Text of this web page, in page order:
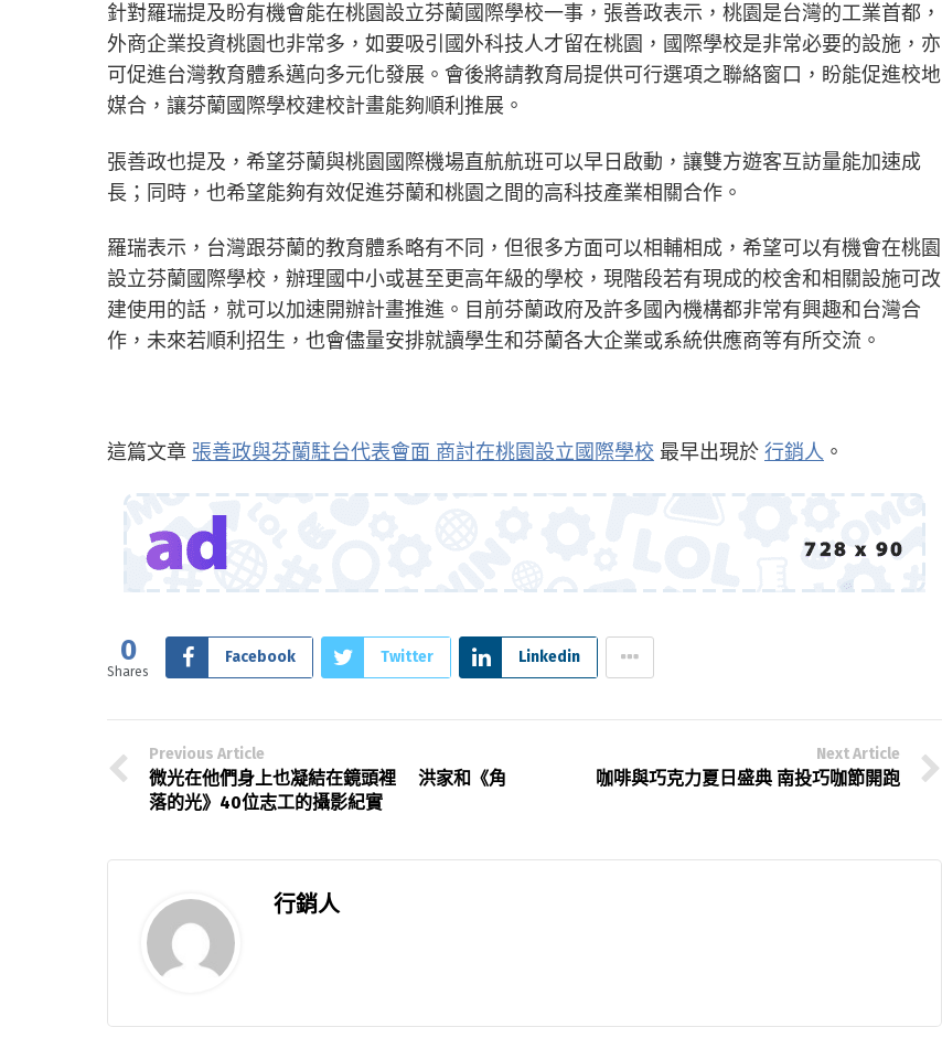
針對羅瑞提及盼有機會能在桃園設立芬蘭國際學校一事，張善政表示，桃園是台灣的工業首都，
外商企業投資桃園也非常多，如要吸引國外科技人才留在桃園，國際學校是非常必要的設施，亦
可促進台灣教育體系邁向多元化發展。會後將請教育局提供可行選項之聯絡窗口，盼能促進校地
媒合，讓芬蘭國際學校建校計畫能夠順利推展。
張善政也提及，希望芬蘭與桃園國際機場直航航班可以早日啟動，讓雙方遊客互訪量能加速成
長；同時，也希望能夠有效促進芬蘭和桃園之間的高科技產業相關合作。
羅瑞表示，台灣跟芬蘭的教育體系略有不同，但很多方面可以相輔相成，希望可以有機會在桃園
設立芬蘭國際學校，辦理國中小或甚至更高年級的學校，現階段若有現成的校舍和相關設施可改
建使用的話，就可以加速開辦計畫推進。目前芬蘭政府及許多國內機構都非常有興趣和台灣合
作，未來若順利招生，也會儘量安排就讀學生和芬蘭各大企業或系統供應商等有所交流。
這篇文章 張善政與芬蘭駐台代表會面 商討在桃園設立國際學校 最早出現於 行銷人 。
0
Shares
Facebook Twitter Linkedin
Previous Article
微光在他們身上也凝結在鏡頭裡 洪家和《角
落的光》40位志工的攝影紀實
Next Article
咖啡與巧克力夏日盛典 南投巧咖節開跑
行銷人